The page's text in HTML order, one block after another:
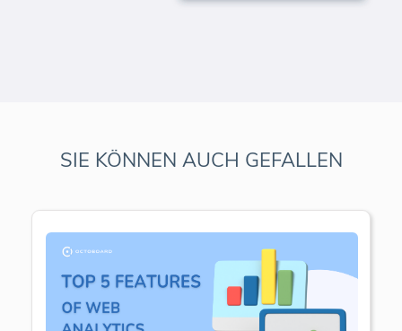
SIE KÖNNEN AUCH GEFALLEN